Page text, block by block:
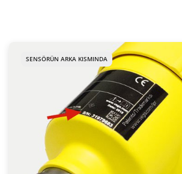
SENSÖRÜN ARKA KISMINDA